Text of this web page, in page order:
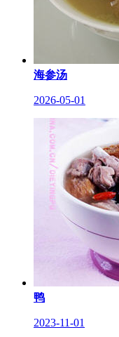
海参汤
2026-05-01
鸭
2023-11-01